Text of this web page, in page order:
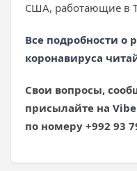
США, работающие в
Все подробности о
коронавируса
Свои вопросы,
присылайте на
по номеру +992 93